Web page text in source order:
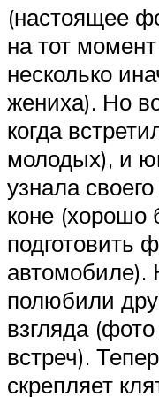
(настоящее
на тот
несколько
жениха). Но
когда
молодых), и
узнала
коне (хорошо
подготовить
автомобиле).
полюбили
взгляда
встреч).
скрепляет